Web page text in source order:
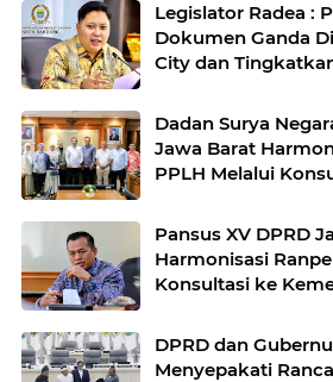
Legislator Radea :
Dokumen Ganda
City dan
Dadan Surya
Jawa Barat
PPLH Melalui
Pansus XV DPRD
Harmonisasi
Konsultasi ke
DPRD dan
Menyepakati